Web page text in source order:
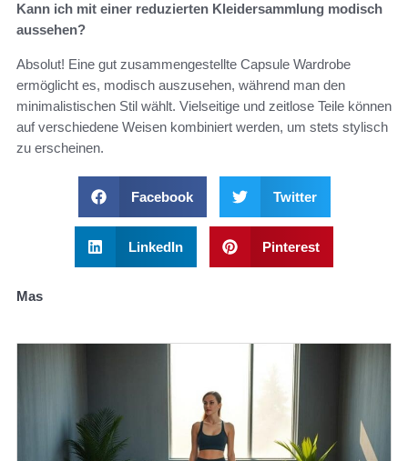
Kann ich mit einer reduzierten Kleidersammlung modisch
aussehen?
Absolut! Eine gut zusammengestellte Capsule Wardrobe
ermöglicht es, modisch auszusehen, während man den
minimalistischen Stil wählt. Vielseitige und zeitlose Teile können
auf verschiedene Weisen kombiniert werden, um stets stylisch
zu erscheinen.
Facebook Twitter
LinkedIn Pinterest
Mas